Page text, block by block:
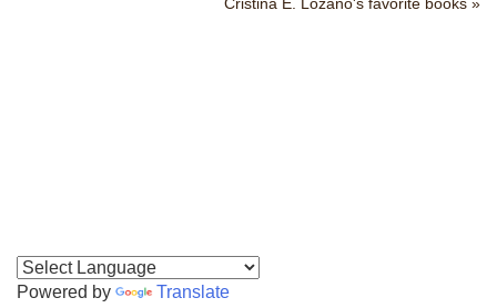
Cristina E. Lozano's favorite books »
Powered by Translate